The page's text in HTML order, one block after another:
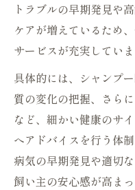
トラブルの早期発見や
ケアが増えているため
サービスが充実していま
具体的には、シャンプ
質の変化の把握、さら
など、細かい健康のサ
へアドバイスを行う体
病気の早期発見や適切
飼い主の安心感が高まっ